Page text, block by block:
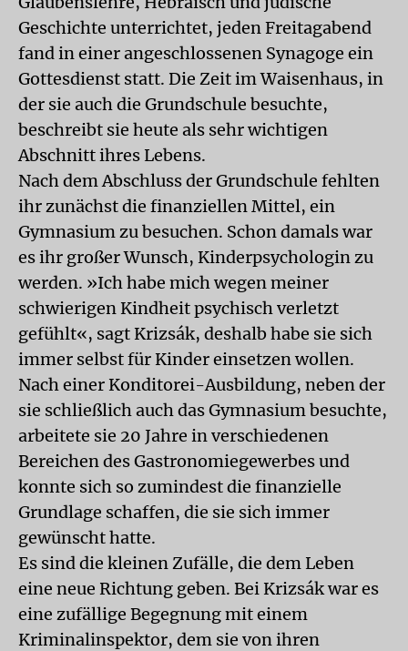
Geschichte unterrichtet, jeden Freitagabend
fand in einer angeschlossenen Synagoge ein
Gottesdienst statt. Die Zeit im Waisenhaus, in
der sie auch die Grundschule besuchte,
beschreibt sie heute als sehr wichtigen
Abschnitt ihres Lebens.
Nach dem Abschluss der Grundschule fehlten
ihr zunächst die finanziellen Mittel, ein
Gymnasium zu besuchen. Schon damals war
es ihr großer Wunsch, Kinderpsychologin zu
werden. »Ich habe mich wegen meiner
schwierigen Kindheit psychisch verletzt
gefühlt«, sagt Krizsák, deshalb habe sie sich
immer selbst für Kinder einsetzen wollen.
Nach einer Konditorei-Ausbildung, neben der
sie schließlich auch das Gymnasium besuchte,
arbeitete sie 20 Jahre in verschiedenen
Bereichen des Gastronomiegewerbes und
konnte sich so zumindest die finanzielle
Grundlage schaffen, die sie sich immer
gewünscht hatte.
Es sind die kleinen Zufälle, die dem Leben
eine neue Richtung geben. Bei Krizsák war es
eine zufällige Begegnung mit einem
Kriminalinspektor, dem sie von ihren